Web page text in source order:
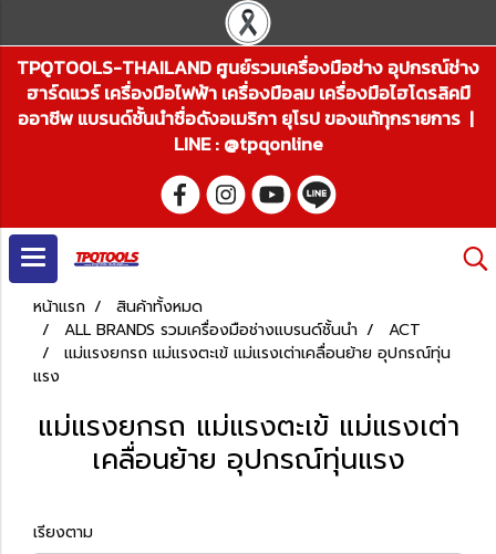
TPQTOOLS-THAILAND ศูนย์รวมเครื่องมือช่าง อุปกรณ์ช่าง
ฮาร์ดแวร์ เครื่องมือไฟฟ้า เครื่องมือลม เครื่องมือไฮโดรลิคมื
ออาชีพ แบรนด์ชั้นนำชื่อดังอเมริกา ยุโรป ของแท้ทุกรายการ |
LINE : @tpqonline
หน้าแรก
สินค้าทั้งหมด
ALL BRANDS รวมเครื่องมือช่างแบรนด์ชั้นนำ
ACT
แม่แรงยกรถ แม่แรงตะเข้ แม่แรงเต่าเคลื่อนย้าย อุปกรณ์ทุ่น
แรง
แม่แรงยกรถ แม่แรงตะเข้ แม่แรงเต่า
เคลื่อนย้าย อุปกรณ์ทุ่นแรง
เรียงตาม